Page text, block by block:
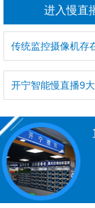
进入慢直
传统监控摄像机存
开宁智能慢直播9